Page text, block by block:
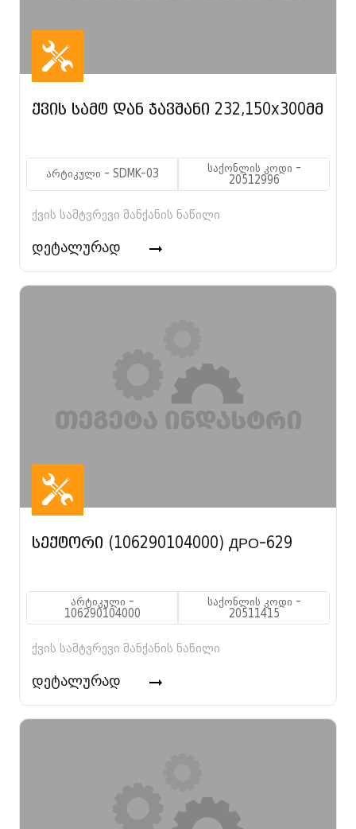
ქვის სამტ დან ჯავშანი 232,150x300მმ
არტიკული - SDMK-03
საქონლის კოდი -
20512996
ქვის სამტვრევი მანქანის ნაწილი
დეტალურად
სექტორი (106290104000) ДРО-629
არტიკული -
106290104000
საქონლის კოდი -
20511415
ქვის სამტვრევი მანქანის ნაწილი
დეტალურად